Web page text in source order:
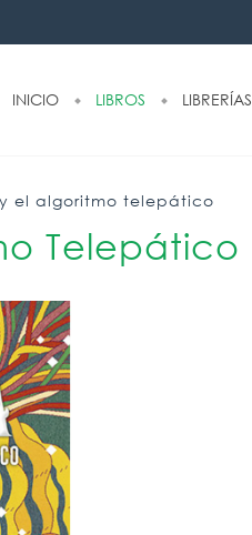
INICIO LIBROS LIBRERÍAS
el algoritmo telepático
Telepático